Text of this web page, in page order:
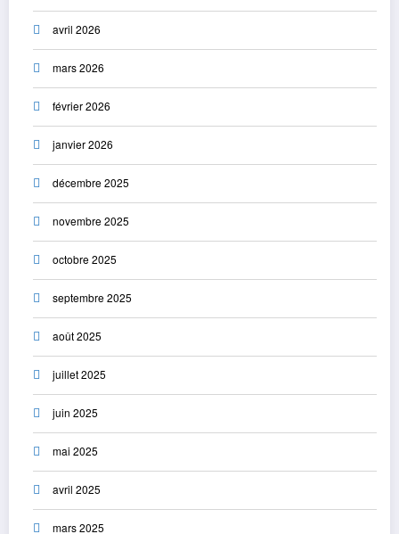
avril 2026
mars 2026
février 2026
janvier 2026
décembre 2025
novembre 2025
octobre 2025
septembre 2025
août 2025
juillet 2025
juin 2025
mai 2025
avril 2025
mars 2025